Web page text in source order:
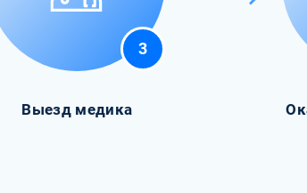
3
Выезд медика